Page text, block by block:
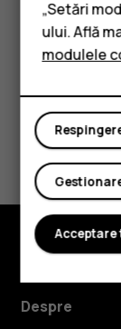
Bluetooth în
Da Nu
Despre
„Setări
ului. Află
modulele
Acceptare